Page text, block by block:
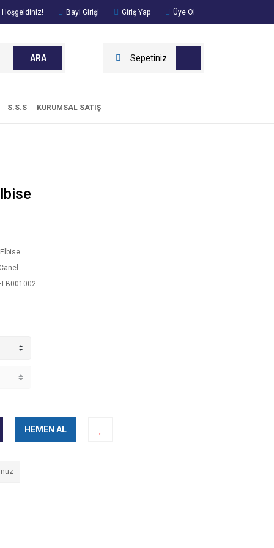
Hoşgeldiniz! Bayi Girişi Giriş Yap Üye Ol
ARA Sepetiniz
S.S.S KURUMSAL SATIŞ
HEMEN AL